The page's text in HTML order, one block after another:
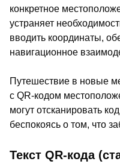
конкретное
устраняет
вводить координаты,
навигационное
Путешествие в новые
с QR-кодом
могут отсканировать
беспокоясь о том, что
Текст QR-кода